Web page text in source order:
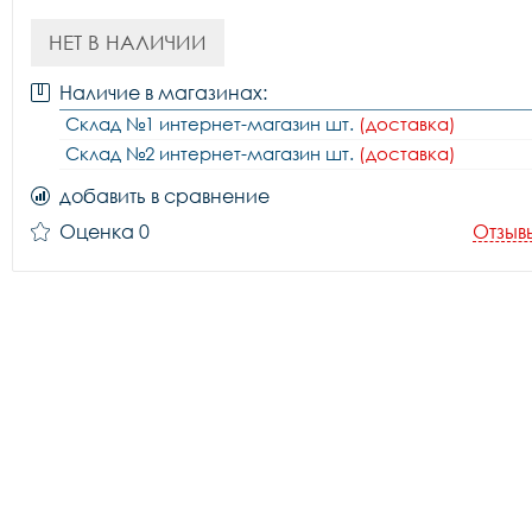
НЕТ В НАЛИЧИИ
Наличие в магазинах:
Склад №1 интернет-магазин шт. (доставка)
Склад №2 интернет-магазин шт. (доставка)
добавить в сравнение
Оценка 0